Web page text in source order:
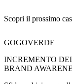
Scopri il prossimo
GOGOVERDE
INCREMENTO
BRAND